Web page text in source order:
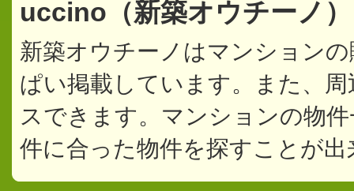
uccino（新築オウチーノ
新築オウチーノはマンション
ぱい掲載しています。また、
スできます。マンションの物
件に合った物件を探すことが出